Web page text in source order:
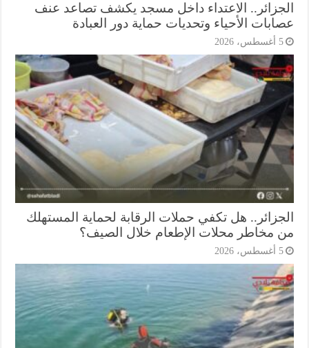
الاعتداء داخل مسجد يكشف تصاعد عنف
الأحياء وتحديات حماية دور العبادة
هل تكفي حملات الرقابة لحماية المستهلك
مخاطر محلات الإطعام خلال الصيف؟